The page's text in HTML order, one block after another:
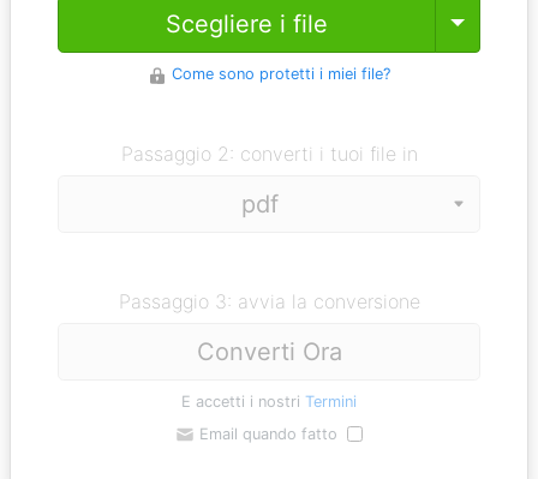
Scegliere i file Toggle
Come sono protetti i miei file?
Passaggio 2: converti i tuoi file in
Passaggio 3: avvia la conversione
Converti Ora
E accetti i nostri Termini
Email quando fatto